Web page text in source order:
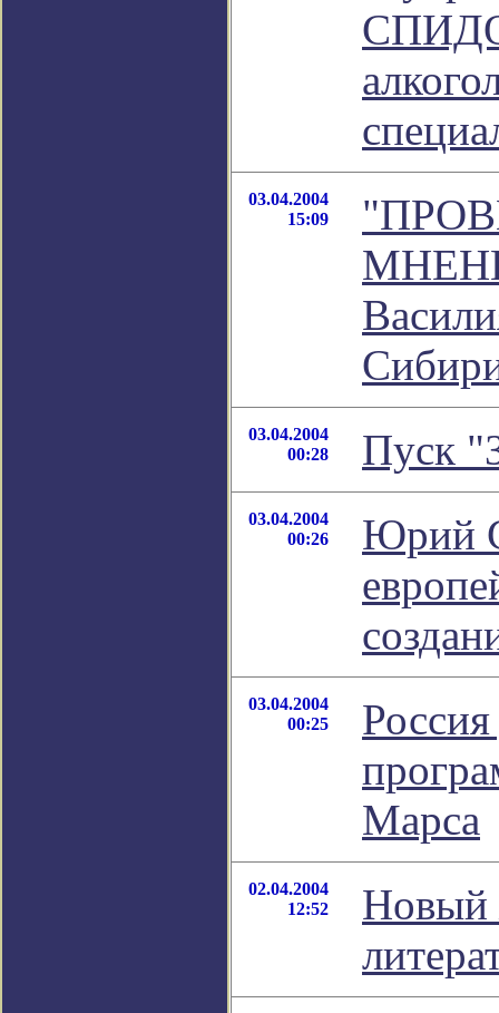
03.04.2004
15:09
03.04.2004
00:28
Пуск
03.04.2004
00:26
Юрий
03.04.2004
00:25
Марса
02.04.2004
12:52
Новый